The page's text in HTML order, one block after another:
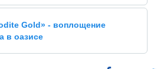
Gold» - воплощение
в оазисе